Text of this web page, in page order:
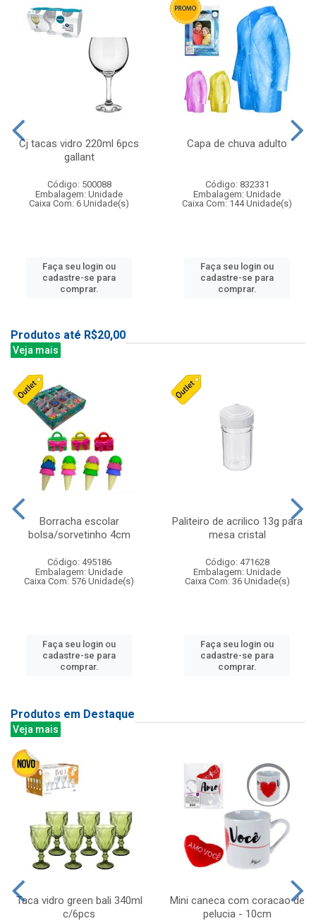
Cj tacas vidro 220ml 6pcs
gallant
Código: 500088
Embalagem: Unidade
Caixa Com: 6 Unidade(s)
Faça seu login ou
cadastre-se para
comprar.
Capa de chuva adulto
Código: 832331
Embalagem: Unidade
Caixa Com: 144 Unidade(s)
Faça seu login ou
cadastre-se para
comprar.
Produtos até R$20,00
Veja mais
Borracha escolar
bolsa/sorvetinho 4cm
Código: 495186
Embalagem: Unidade
Caixa Com: 576 Unidade(s)
Faça seu login ou
cadastre-se para
comprar.
Paliteiro de acrilico 13g para
mesa cristal
Código: 471628
Embalagem: Unidade
Caixa Com: 36 Unidade(s)
Faça seu login ou
cadastre-se para
comprar.
Produtos em Destaque
Veja mais
Taca vidro green bali 340ml
c/6pcs
Mini caneca com coracao de
pelucia - 10cm